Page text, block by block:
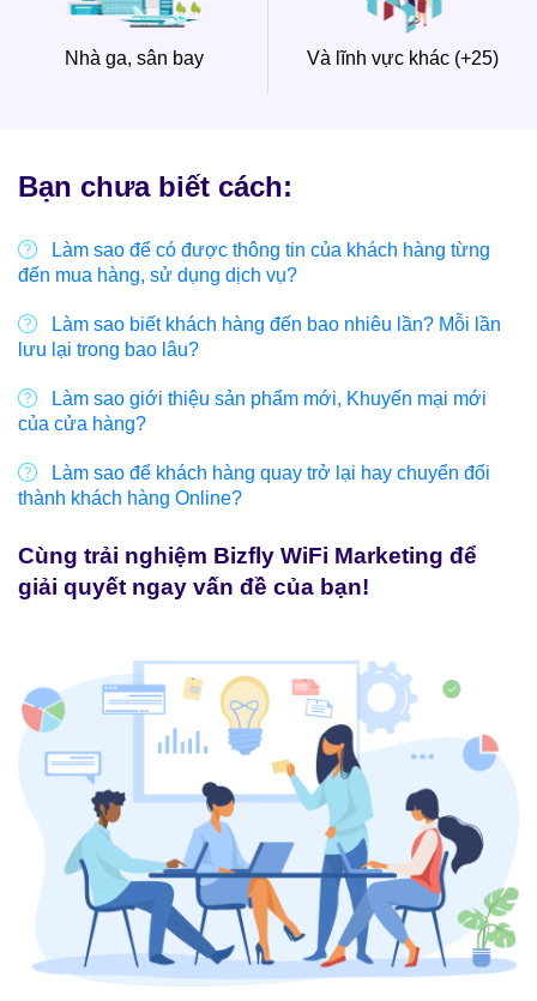
Nhà ga, sân bay Và lĩnh vực khác (+25)
Bạn chưa biết cách:
Làm sao để có được thông tin của khách hàng từng
đến mua hàng, sử dụng dịch vụ?
Làm sao biết khách hàng đến bao nhiêu lần? Mỗi lần
lưu lại trong bao lâu?
Làm sao giới thiệu sản phẩm mới, Khuyến mại mới
của cửa hàng?
Làm sao để khách hàng quay trở lại hay chuyển đổi
thành khách hàng Online?
Cùng trải nghiệm Bizfly WiFi Marketing để
giải quyết ngay vấn đề của bạn!